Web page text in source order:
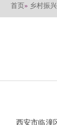
首页» 乡村振
西安市临潼